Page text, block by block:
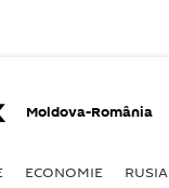
Moldova-România
ECONOMIE RUSIA